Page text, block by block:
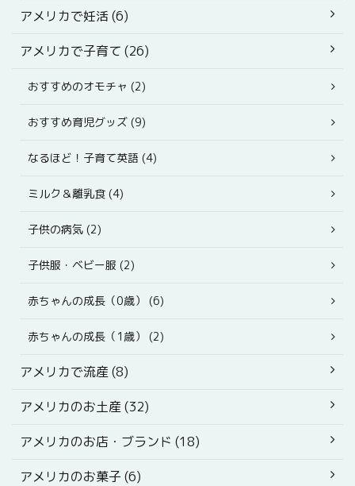
アメリカで妊活 (6)
アメリカで子育て (26)
おすすめのオモチャ (2)
おすすめ育児グッズ (9)
なるほど！子育て英語 (4)
ミルク＆離乳食 (4)
子供の病気 (2)
子供服・ベビー服 (2)
赤ちゃんの成長（0歳） (6)
赤ちゃんの成長（1歳） (2)
アメリカで流産 (8)
アメリカのお土産 (32)
アメリカのお店・ブランド (18)
アメリカのお菓子 (6)